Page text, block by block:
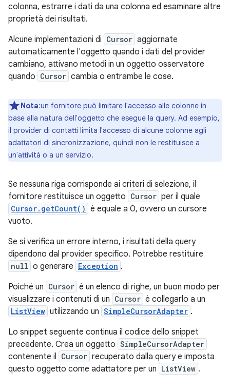
colonna, estrarre i dati da una colonna ed esaminare altre
proprietà dei risultati.
Alcune implementazioni di Cursor aggiornate
automaticamente l'oggetto quando i dati del provider
cambiano, attivano metodi in un oggetto osservatore
quando Cursor cambia o entrambe le cose.
Nota:un fornitore può limitare l'accesso alle colonne in
base alla natura dell'oggetto che esegue la query. Ad esempio,
il provider di contatti limita l'accesso di alcune colonne agli
adattatori di sincronizzazione, quindi non le restituisce a
un'attività o a un servizio.
Se nessuna riga corrisponde ai criteri di selezione, il
fornitore restituisce un oggetto Cursor per il quale
Cursor.getCount() è equale a 0, ovvero un cursore
vuoto.
Se si verifica un errore interno, i risultati della query
dipendono dal provider specifico. Potrebbe restituire
null o generare Exception .
Poiché un Cursor è un elenco di righe, un buon modo per
visualizzare i contenuti di un Cursor è collegarlo a un
ListView utilizzando un SimpleCursorAdapter .
Lo snippet seguente continua il codice dello snippet
precedente. Crea un oggetto SimpleCursorAdapter
contenente il Cursor recuperato dalla query e imposta
questo oggetto come adattatore per un ListView .